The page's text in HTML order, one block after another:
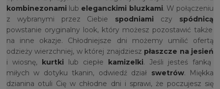
kombinezonami lub eleganckimi bluzkami. W połączeniu
z wybranymi przez Ciebie spodniami czy spódnicą
powstanie oryginalny look, który możesz pozostawić także
na inne okazje. Chłodniejsze dni możemy umilić ofertą
odzieży wierzchniej, w której znajdziesz płaszcze na jesień
i wiosnę, kurtki lub ciepłe kamizelki. Jeśli jesteś fanką
miłych w dotyku tkanin, odwiedź dział swetrów. Miękka
dzianina otuli Cię w chłodne dni i sprawi, że poczujesz się